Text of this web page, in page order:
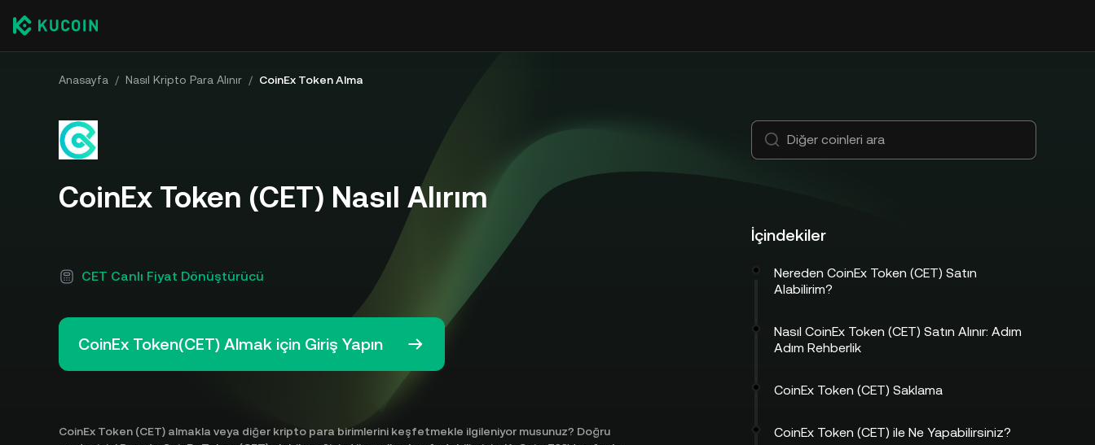
Anasayfa / Nasıl Kripto Para Alınır / CoinEx Token Alma
CoinEx Token (CET) Nasıl Alırım
CET Canlı Fiyat Dönüştürücü
CoinEx Token(CET) Almak için Giriş Yapın
CoinEx Token (CET) almakla veya diğer kripto para birimlerini keşfetmekle ilgileniyor musunuz? Doğru
İçindekiler
Nereden CoinEx Token (CET) Satın
Alabilirim?
Nasıl CoinEx Token (CET) Satın Alınır: Adım
Adım Rehberlik
CoinEx Token (CET) Saklama
CoinEx Token (CET) ile Ne Yapabilirsiniz?